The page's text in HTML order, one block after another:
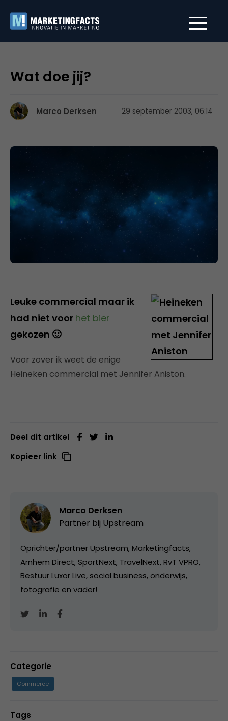
Wat doe jij?
Marco Derksen 29 september 2003, 06:14
Leuke commercial maar ik
had niet voor het bier
gekozen 🙂
Voor zover ik weet de enige
Heineken commercial met Jennifer Aniston.
Deel dit artikel
Kopieer link
Marco Derksen
Partner bij Upstream
Oprichter/partner Upstream, Marketingfacts,
Arnhem Direct, SportNext, TravelNext, RvT VPRO,
Bestuur Luxor Live, social business, onderwijs,
fotografie en vader!
Categorie
Commerce
Tags